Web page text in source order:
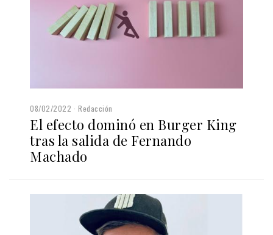
08/02/2022 Redacción
El efecto dominó en Burger King
tras la salida de Fernando
Machado